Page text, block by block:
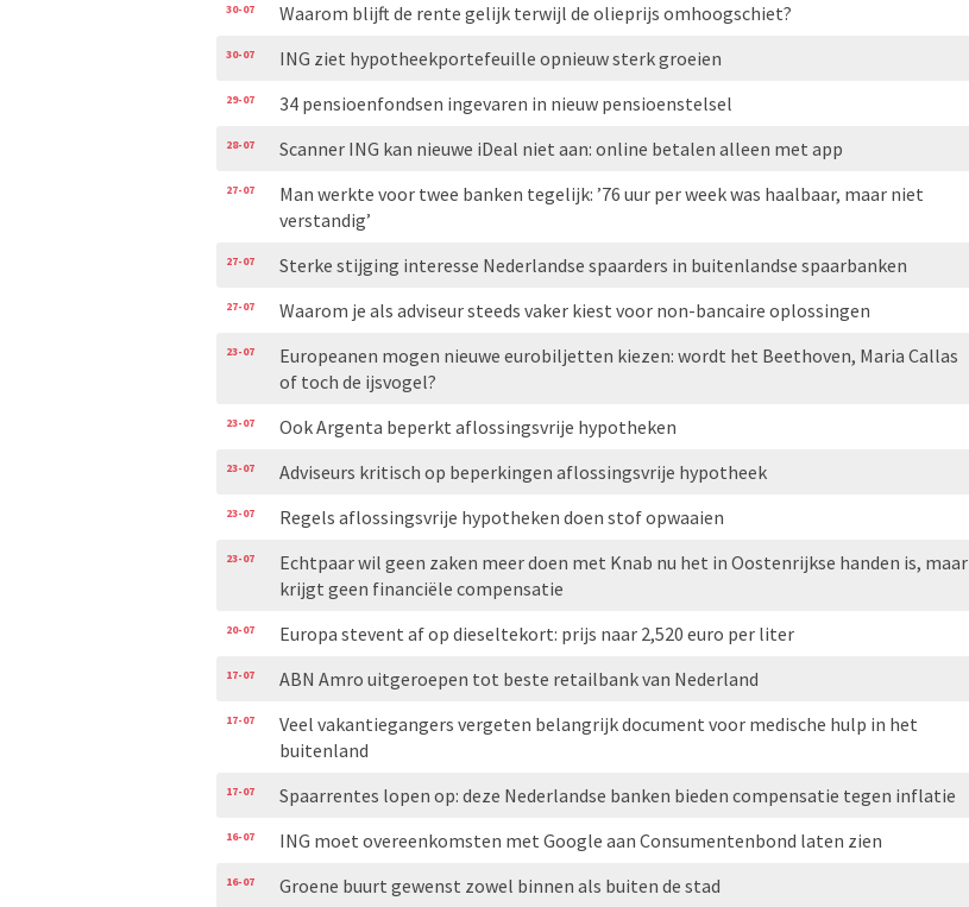
30-07 Waarom blijft de rente gelijk terwijl de olieprijs omhoogschiet?
30-07 ING ziet hypotheekportefeuille opnieuw sterk groeien
29-07 34 pensioenfondsen ingevaren in nieuw pensioenstelsel
28-07 Scanner ING kan nieuwe iDeal niet aan: online betalen alleen met app
27-07
Man werkte voor twee banken tegelijk: ’76 uur per week was haalbaar, maar niet
verstandig’
27-07 Sterke stijging interesse Nederlandse spaarders in buitenlandse spaarbanken
27-07 Waarom je als adviseur steeds vaker kiest voor non-bancaire oplossingen
23-07
Europeanen mogen nieuwe eurobiljetten kiezen: wordt het Beethoven, Maria Callas
of toch de ijsvogel?
23-07 Ook Argenta beperkt aflossingsvrije hypotheken
23-07 Adviseurs kritisch op beperkingen aflossingsvrije hypotheek
23-07 Regels aflossingsvrije hypotheken doen stof opwaaien
23-07
Echtpaar wil geen zaken meer doen met Knab nu het in Oostenrijkse handen is, maar
krijgt geen financiële compensatie
20-07 Europa stevent af op dieseltekort: prijs naar 2,520 euro per liter
17-07 ABN Amro uitgeroepen tot beste retailbank van Nederland
17-07
Veel vakantiegangers vergeten belangrijk document voor medische hulp in het
buitenland
17-07 Spaarrentes lopen op: deze Nederlandse banken bieden compensatie tegen inflatie
16-07 ING moet overeenkomsten met Google aan Consumentenbond laten zien
16-07 Groene buurt gewenst zowel binnen als buiten de stad